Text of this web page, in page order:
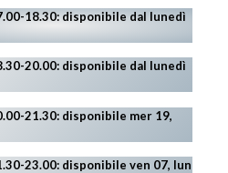
18.30: disponibile dal lunedì
20.00: disponibile dal lunedì
21.30: disponibile mer 19,
23.00: disponibile ven 07, lun